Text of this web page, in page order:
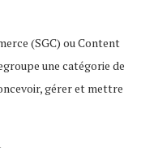
(SGC) ou Content
une catégorie de
gérer et mettre